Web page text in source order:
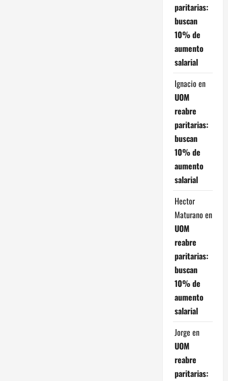
paritarias:
buscan
10% de
aumento
salarial
Ignacio en
UOM
reabre
paritarias:
buscan
10% de
aumento
salarial
Hector
Maturano en
UOM
reabre
paritarias:
buscan
10% de
aumento
salarial
Jorge en
UOM
reabre
paritarias: